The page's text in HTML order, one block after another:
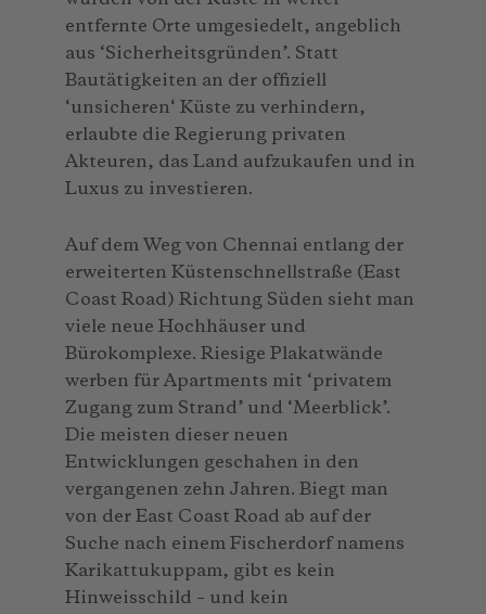
entfernte Orte umgesiedelt, angeblich
aus ‘Sicherheitsgründen’. Statt
Bautätigkeiten an der offiziell
‘unsicheren‘ Küste zu verhindern,
erlaubte die Regierung privaten
Akteuren, das Land aufzukaufen und in
Luxus zu investieren.
Auf dem Weg von Chennai entlang der
erweiterten Küstenschnellstraße (East
Coast Road) Richtung Süden sieht man
viele neue Hochhäuser und
Bürokomplexe. Riesige Plakatwände
werben für Apartments mit ‘privatem
Zugang zum Strand’ und ‘Meerblick’.
Die meisten dieser neuen
Entwicklungen geschahen in den
vergangenen zehn Jahren. Biegt man
von der East Coast Road ab auf der
Suche nach einem Fischerdorf namens
Karikattukuppam, gibt es kein
Hinweisschild – und kein